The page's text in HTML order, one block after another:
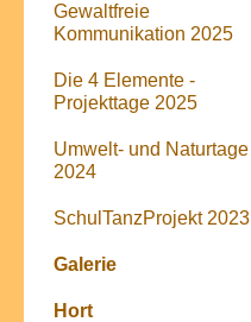
Gewaltfreie
Kommunikation 2025
Die 4 Elemente -
Projekttage 2025
Umwelt- und Naturtage
2024
SchulTanzProjekt 2023
Galerie
Hort